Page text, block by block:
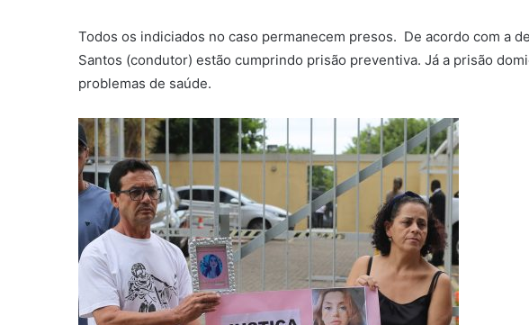
Todos os indiciados no caso permanecem presos. De acordo com a
Santos (condutor) estão cumprindo prisão preventiva. Já a prisão
problemas de saúde.